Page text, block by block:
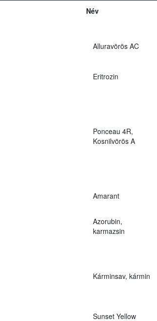
Név
Alluravörös AC
Eritrozin
Ponceau 4R,
Kosnilvörös A
Amarant
Azorubin,
karmazsin
Kárminsav, kármin
Sunset Yellow